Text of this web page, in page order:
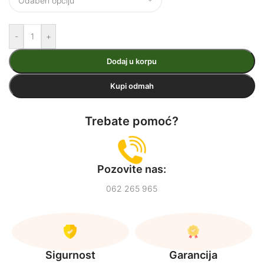
- +
Dodaj u korpu
Kupi odmah
Trebate pomoć?
Pozovite nas:
062 265 965
Sigurnost Garancija